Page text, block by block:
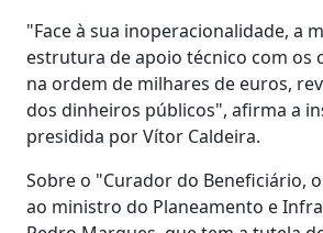
"Face à sua inoperacionalidade, a
estrutura de apoio técnico com os
na ordem de milhares de euros,
dos dinheiros públicos", afirma a
presidida por Vítor Caldeira.
Sobre o "Curador do Beneficiário,
ao ministro do Planeamento e